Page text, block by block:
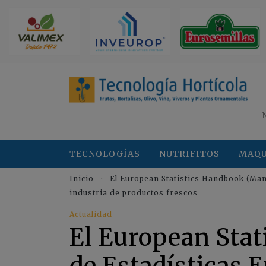
TECNOLOGÍAS NUTRIFITOS
Inicio
El European Statistics Handbook
industria de productos frescos
Actualidad
El European